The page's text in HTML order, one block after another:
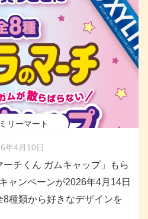
リーマート
年4月10日
チくん ガムキャップ」もら
ャンペーンが2026年4月14日
種類から好きなデザインを